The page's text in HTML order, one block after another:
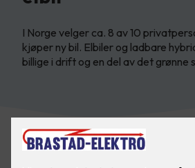
I Norge velger ca. 8 av 10
kjøper ny bil. Elbiler og ladbare
billige i drift og en del av det grønne